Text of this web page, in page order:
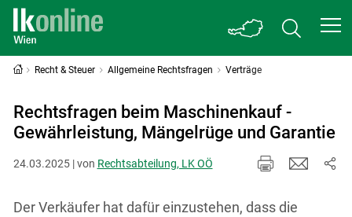
Recht & Steuer Allgemeine Rechtsfragen Verträge
Rechtsfragen beim Maschinenkauf -
Gewährleistung, Mängelrüge und Garantie
24.03.2025 | von Rechtsabteilung, LK OÖ
Der Verkäufer hat dafür einzustehen, dass die